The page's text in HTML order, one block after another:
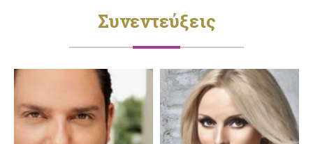
Συνεντεύξεις